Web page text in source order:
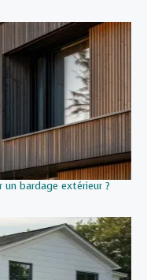
bardage extérieur ?